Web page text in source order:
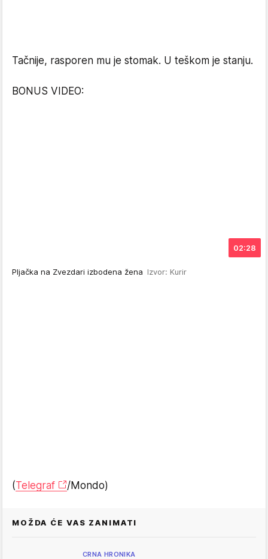
Tačnije, rasporen mu je stomak. U teškom je stanju.
BONUS VIDEO:
02:28
Pljačka na Zvezdari izbodena žena Izvor: Kurir
(Telegraf /Mondo)
MOŽDA ĆE VAS ZANIMATI
CRNA HRONIKA